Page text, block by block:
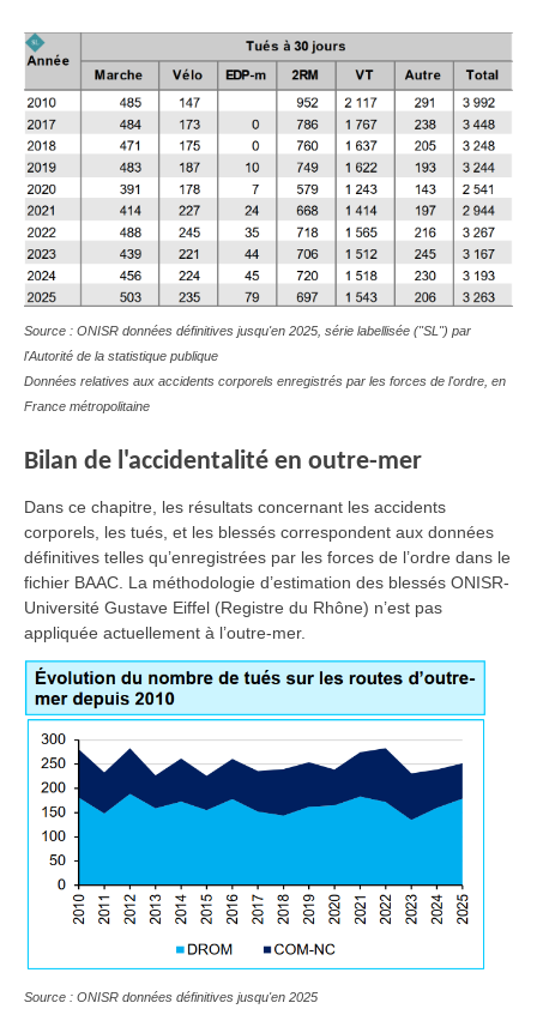
Source : ONISR données définitives jusqu'en 2025, série labellisée ("SL") par
l'Autorité de la statistique publique
Données relatives aux accidents corporels enregistrés par les forces de l'ordre, en
France métropolitaine
Bilan de l'accidentalité en outre-mer
Dans ce chapitre, les résultats concernant les accidents
corporels, les tués, et les blessés correspondent aux données
définitives telles qu’enregistrées par les forces de l’ordre dans le
fichier BAAC. La méthodologie d’estimation des blessés ONISR-
Université Gustave Eiffel (Registre du Rhône) n’est pas
appliquée actuellement à l’outre-mer.
Source : ONISR données définitives jusqu'en 2025